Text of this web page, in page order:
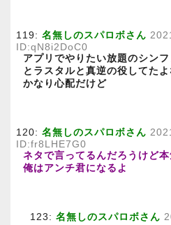
119: 名無しのスパロボさん
ID:qN8i2DoC0
アプリでやりたい放題のシン
とラスタルと真逆の役してた
かなり心配だけど
120: 名無しのスパロボさん
ID:fr8LHE7G0
ネタで言ってるんだろうけど
俺はアンチ君になるよ
123: 名無しのスパロボさん